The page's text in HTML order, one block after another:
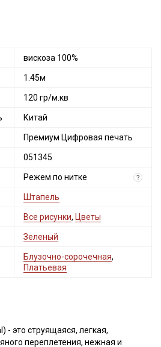
вискоза 100%
1.45м
120 гр/м.кв
Китай
Премиум Цифровая печать
051345
Режем по нитке ?
Штапель
Все рисунки, Цветы
Зеленый
Блузочно-сорочечная,
Платьевая
это струящаяся, легкая,
переплетения, нежная и